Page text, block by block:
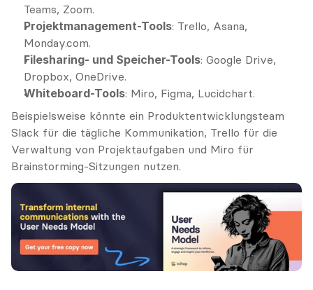
Teams, Zoom.
Projektmanagement-Tools: Trello, Asana,
Monday.com.
Filesharing- und Speicher-Tools: Google Drive,
Dropbox, OneDrive.
Whiteboard-Tools: Miro, Figma, Lucidchart.
Beispielsweise könnte ein Produktentwicklungsteam
Slack für die tägliche Kommunikation, Trello für die
Verwaltung von Projektaufgaben und Miro für
Brainstorming-Sitzungen nutzen.